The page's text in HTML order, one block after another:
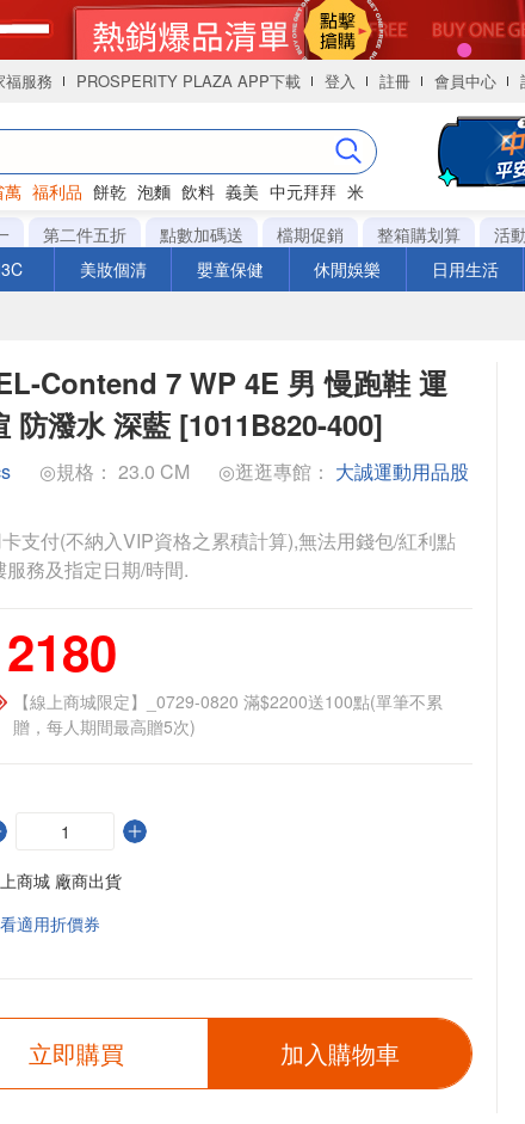
福服務 PROSPERITY PLAZA APP下載 登入 註冊 會員中心
萬 福利品 餅乾 泡麵 飲料 義美 中元拜拜 米
第二件五折 點數加碼送 檔期促銷 整箱購划算 活
美妝個清 嬰童保健 休閒娛樂 日用生活
Contend 7 WP 4E 男 慢跑鞋 運
防潑水 深藍 [1011B820-400]
◎規格： 23.0 CM ◎逛逛專館： 大誠運動用品股
支付(不納入VIP資格之累積計算),無法用錢包/紅利點
務及指定日期/時間.
2180
【線上商城限定】_0729-0820 滿$2200送100點(單筆不累
贈，每人期間最高贈5次)
商城 廠商出貨
適用折價券
立即購買 加入購物車